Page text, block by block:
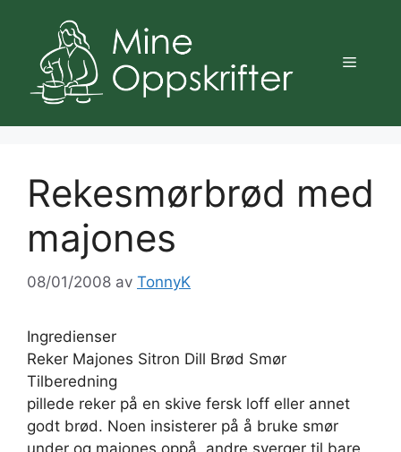
innhold
Meny
Rekesmørbrød med
majones
08/01/2008 av TonnyK
Ingredienser
Reker Majones Sitron Dill Brød Smør
Tilberedning
pillede reker på en skive fersk loff eller annet
godt brød. Noen insisterer på å bruke smør
under og majones oppå, andre sverger til bare